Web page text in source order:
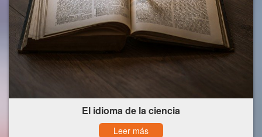
El idioma de la ciencia
Leer más